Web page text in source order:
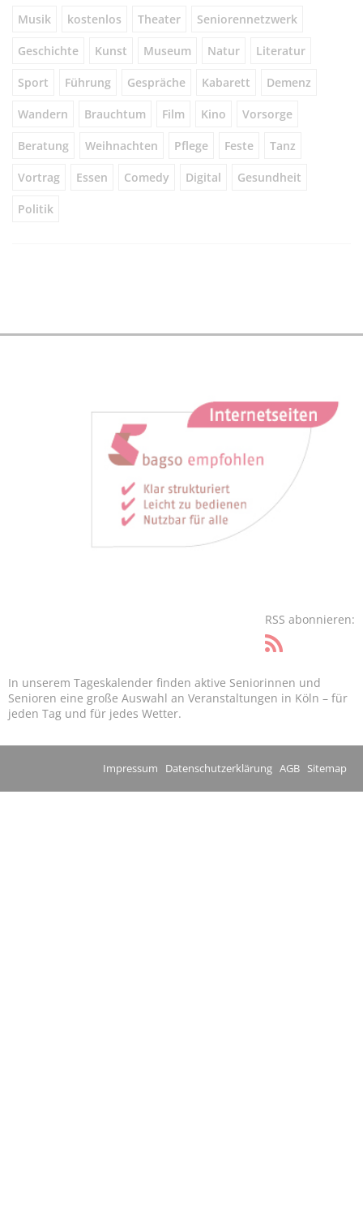
Musik kostenlos Theater Seniorennetzwerk
Geschichte Kunst Museum Natur Literatur
Sport Führung Gespräche Kabarett Demenz
Wandern Brauchtum Film Kino Vorsorge
Beratung Weihnachten Pflege Feste Tanz
Vortrag Essen Comedy Digital Gesundheit
Politik
RSS abonnieren:
In unserem Tageskalender finden aktive Seniorinnen und
Senioren eine große Auswahl an Veranstaltungen in Köln – für
jeden Tag und für jedes Wetter.
Impressum Datenschutzerklärung AGB Sitemap